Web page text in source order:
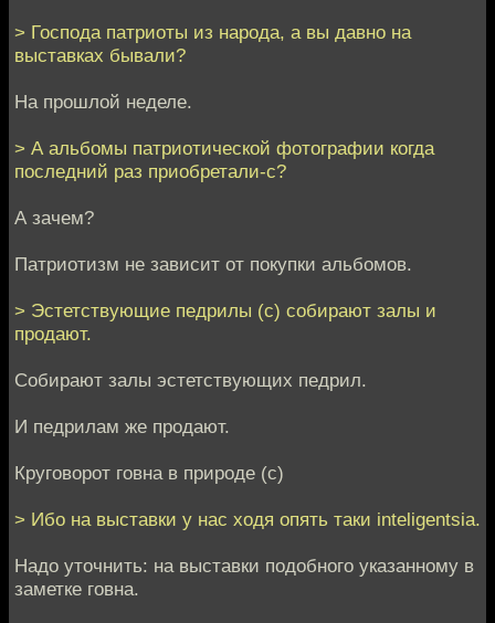
> Господа патриоты из народа, а вы давно на
выставках бывали?
На прошлой неделе.
> А альбомы патриотической фотографии когда
последний раз приобретали-с?
А зачем?
Патриотизм не зависит от покупки альбомов.
> Эстетствующие педрилы (с) собирают залы и
продают.
Собирают залы эстетствующих педрил.
И педрилам же продают.
Круговорот говна в природе (с)
> Ибо на выставки у нас ходя опять таки inteligentsia.
Надо уточнить: на выставки подобного указанному в
заметке говна.